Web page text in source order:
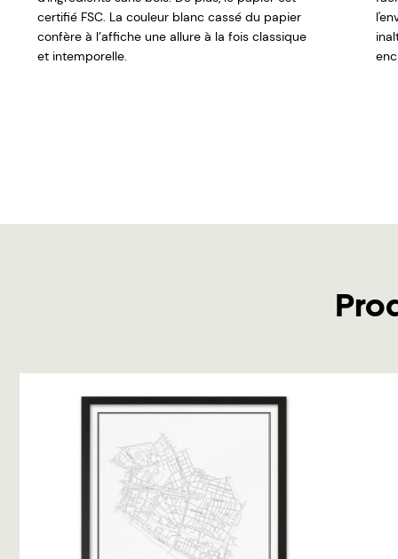
certifié FSC. La couleur blanc cassé du papier
confère à l’affiche une allure à la fois classique
et intemporelle.